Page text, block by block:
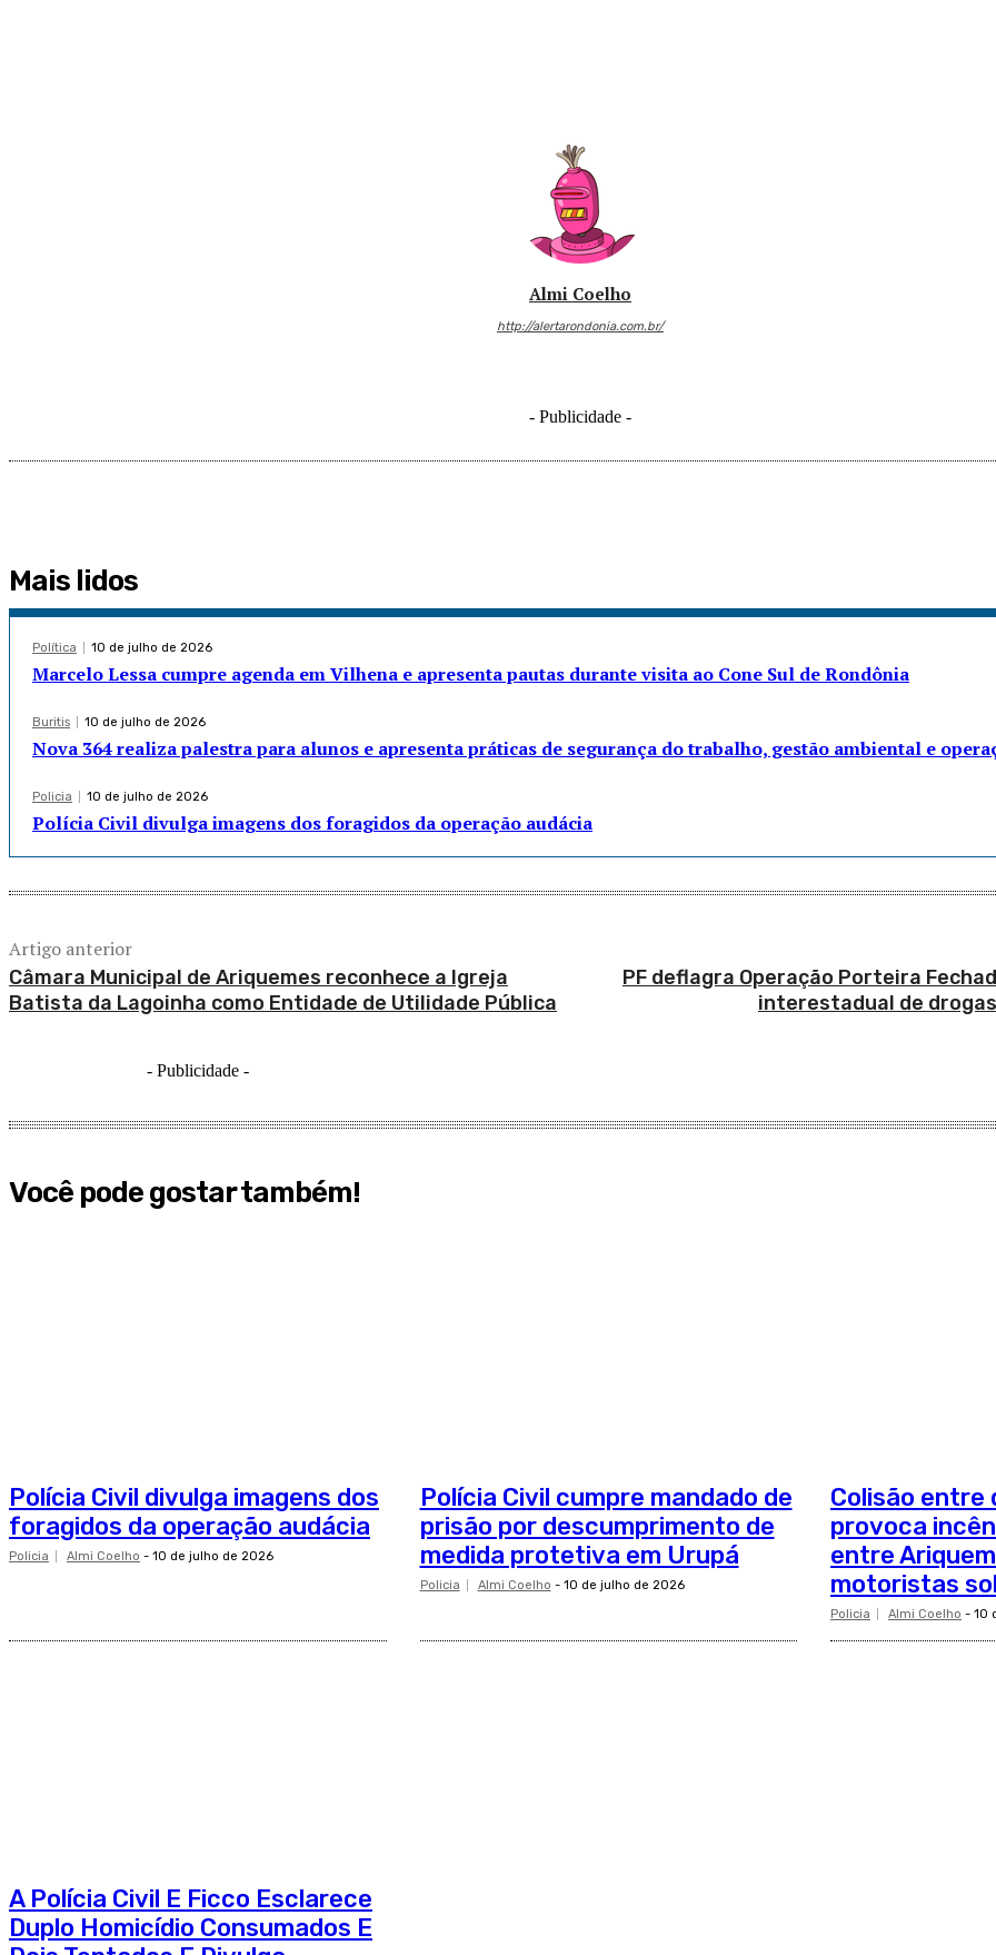
Almi Coelho
http://alertarondonia.com.br/
- Publicidade -
Mais lidos
Política 10 de julho de 2026
Marcelo Lessa cumpre agenda em Vilhena e apresenta pautas durante visita ao Cone Sul de Rondônia
Buritis 10 de julho de 2026
Nova 364 realiza palestra para alunos e apresenta práticas de segurança do trabalho, gestão ambiental e
Policia 10 de julho de 2026
Polícia Civil divulga imagens dos foragidos da operação audácia
Artigo anterior
Câmara Municipal de Ariquemes reconhece a Igreja
Batista da Lagoinha como Entidade de Utilidade Pública
PF deflagra Operação Porteira
interestadual de
- Publicidade -
Você pode gostar também!
Polícia Civil divulga imagens dos
foragidos da operação audácia
Policia Almi Coelho - 10 de julho de 2026
Polícia Civil cumpre mandado de
prisão por descumprimento de
medida protetiva em Urupá
Policia Almi Coelho - 10 de julho de 2026
Colisão
provoca
entre
motoristas
Policia Almi Coelho - 10
A Polícia Civil E Ficco Esclarece
Duplo Homicídio Consumados E